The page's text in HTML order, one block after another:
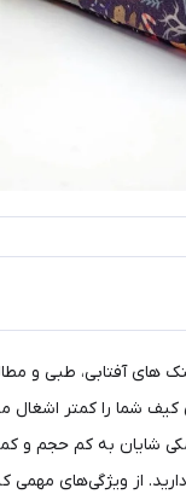
آفتابی، طبی و
کیف شما را کمتر
شایان به کم حجم و
از ویژگی‌های